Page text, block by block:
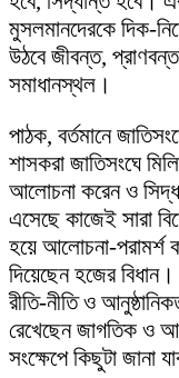
মুসলমানদেরকে দিক-
উঠবে জীবন্ত,
সমাধানস্থল।
পাঠক, বর্তমানে
শাসকরা জাতিসংঘে
আলোচনা করেন ও
এসেছে কাজেই সারা
হয়ে আলোচনা-পরামর্শ
দিয়েছেন হজের
রীতি-নীতি ও
রেখেছেন জাগতিক ও
সংক্ষেপে কিছুটা জানা